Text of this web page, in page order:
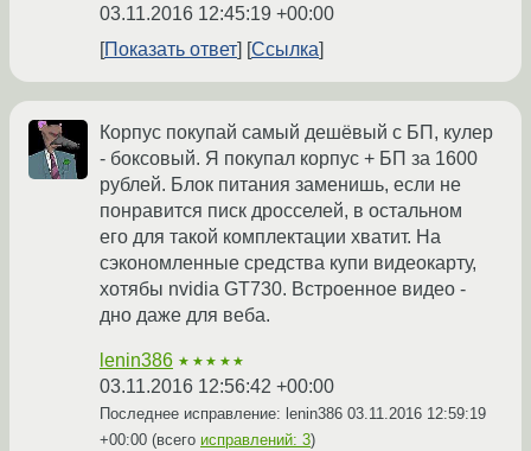
03.11.2016 12:45:19 +00:00
Показать ответ
Ссылка
Корпус покупай самый дешёвый с БП, кулер
- боксовый. Я покупал корпус + БП за 1600
рублей. Блок питания заменишь, если не
понравится писк дросселей, в остальном
его для такой комплектации хватит. На
сэкономленные средства купи видеокарту,
хотябы nvidia GT730. Встроенное видео -
дно даже для веба.
lenin386 ★★★★★
03.11.2016 12:56:42 +00:00
Последнее исправление: lenin386 03.11.2016 12:59:19
+00:00 (всего исправлений: 3)